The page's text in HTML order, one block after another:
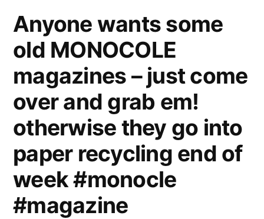
Anyone wants some
old MONOCOLE
magazines – just come
over and grab em!
otherwise they go into
paper recycling end of
week #monocle
#magazine